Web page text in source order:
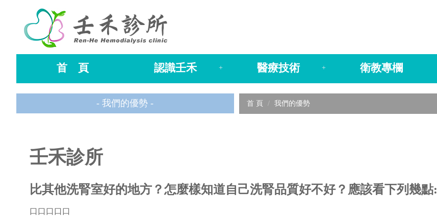
首 頁 認識壬禾 + 醫療技術 + 衛教專欄
- 我們的優勢 - 首 頁 我們的優勢
壬禾診所
比其他洗腎室好的地方？怎麼樣知道自己洗腎品質好不好？應該看下列幾點:
口口口口口